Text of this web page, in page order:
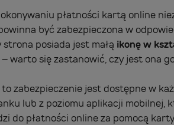
płatności kartą online
być zabezpieczona w
posiada jest małą ikonę w
warto się zastanowić, czy jest ona
zabezpieczenie jest dostępne w
lub z poziomu aplikacji mobilnej,
do płatności online za pomocą